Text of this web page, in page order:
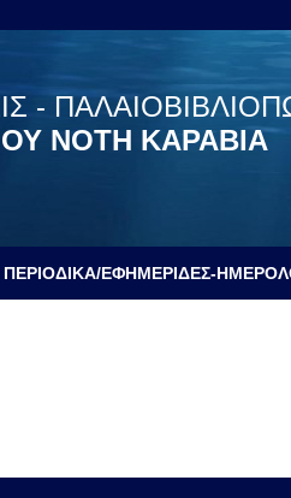
-
ΝΟΤΗ ΚΑΡΑΒΙΑ
ΠΕΡΙΟΔΙΚΑ/ΕΦΗΜΕΡΙΔΕΣ-